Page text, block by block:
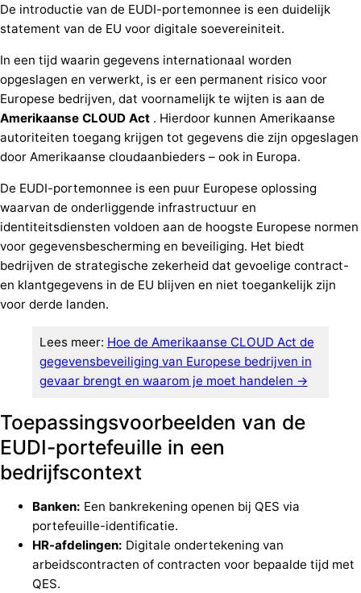
De introductie van de EUDI-portemonnee is een duidelijk
statement van de EU voor digitale soevereiniteit.
In een tijd waarin gegevens internationaal worden
opgeslagen en verwerkt, is er een permanent risico voor
Europese bedrijven, dat voornamelijk te wijten is aan de
Amerikaanse CLOUD Act . Hierdoor kunnen Amerikaanse
autoriteiten toegang krijgen tot gegevens die zijn opgeslagen
door Amerikaanse cloudaanbieders – ook in Europa.
De EUDI-portemonnee is een puur Europese oplossing
waarvan de onderliggende infrastructuur en
identiteitsdiensten voldoen aan de hoogste Europese normen
voor gegevensbescherming en beveiliging. Het biedt
bedrijven de strategische zekerheid dat gevoelige contract-
en klantgegevens in de EU blijven en niet toegankelijk zijn
voor derde landen.
Lees meer: Hoe de Amerikaanse CLOUD Act de
gegevensbeveiliging van Europese bedrijven in
gevaar brengt en waarom je moet handelen →
Toepassingsvoorbeelden van de
EUDI-portefeuille in een
bedrijfscontext
Banken: Een bankrekening openen bij QES via
portefeuille-identificatie.
HR-afdelingen: Digitale ondertekening van
arbeidscontracten of contracten voor bepaalde tijd met
QES.